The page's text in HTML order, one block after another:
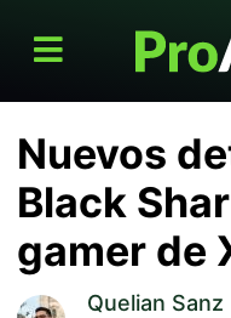
Nuevos
Black
gamer de
Quelian Sanz